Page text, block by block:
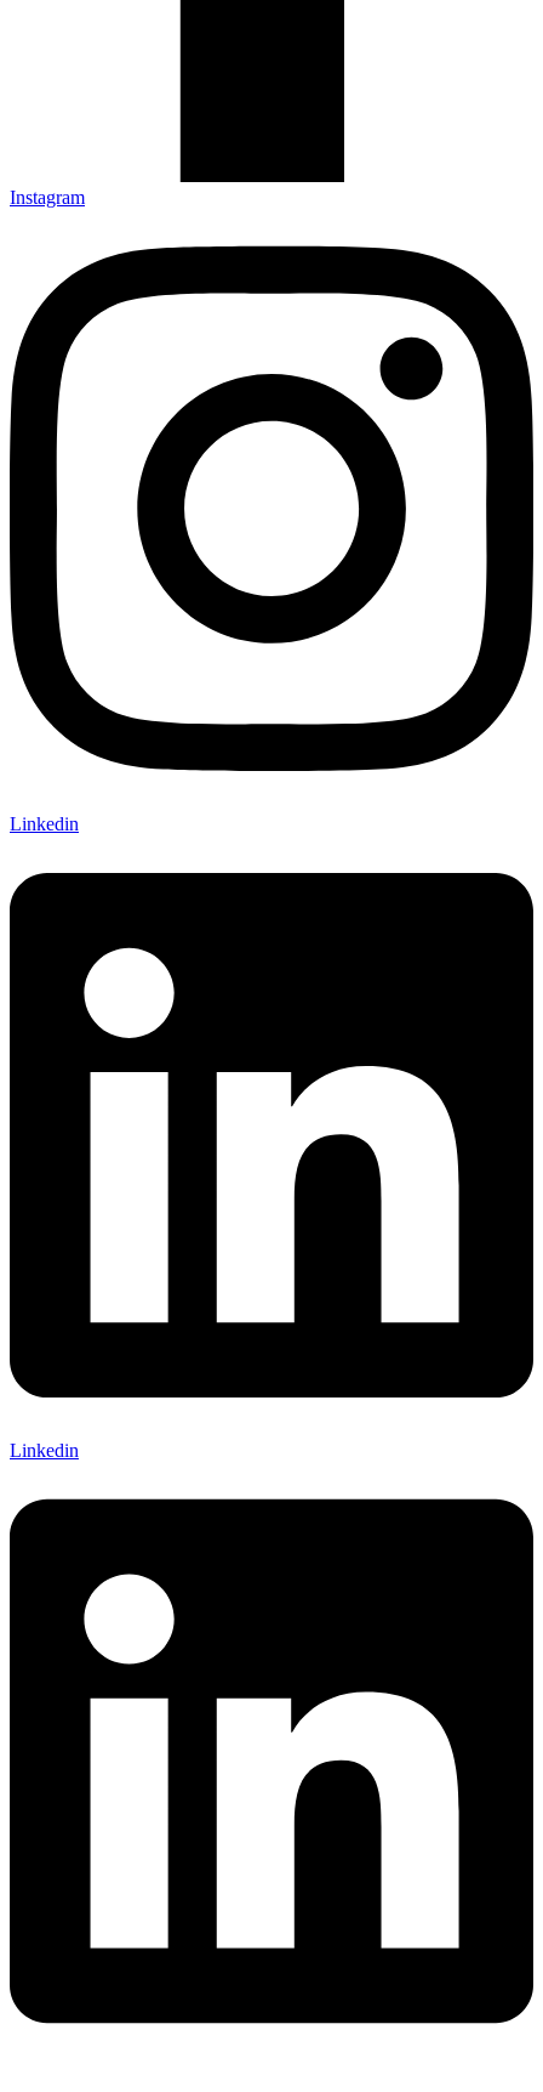
Instagram
Linkedin
Linkedin